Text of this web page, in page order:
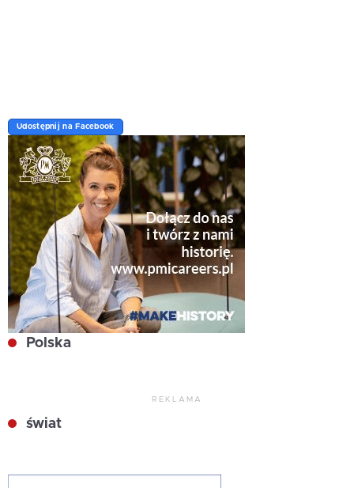
Udostępnij na Facebook
Polska
REKLAMA
świat